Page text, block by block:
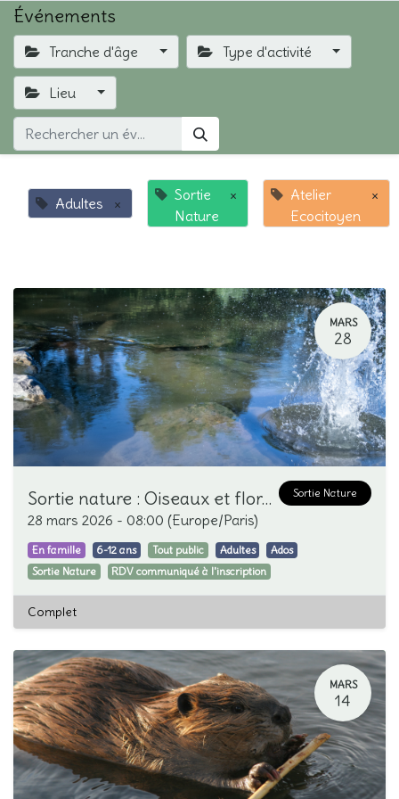
Événements
Tranche d'âge Type d'activité
Lieu
Adultes ×
Sortie
Nature
×
Atelier
Ecocitoyen
×
MARS
28
Sortie Nature
Sortie nature : Oiseaux et flore au bord de la Thur
28 mars 2026 - 08:00 (Europe/Paris)
En famille 6-12 ans Tout public Adultes
Ados
Sortie Nature
RDV communiqué à l'inscription
Complet
MARS
14